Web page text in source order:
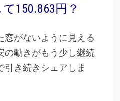
150.863円？
窓がないように見える
の動きがもう少し継続
き続きシェアしま